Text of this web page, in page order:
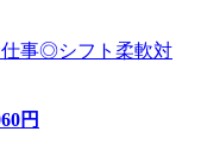
仕事◎シフト柔軟対
円